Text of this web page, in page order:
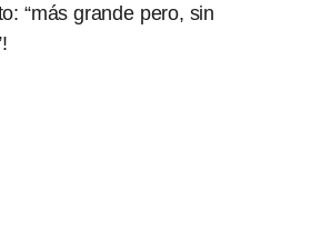
“más grande pero, sin